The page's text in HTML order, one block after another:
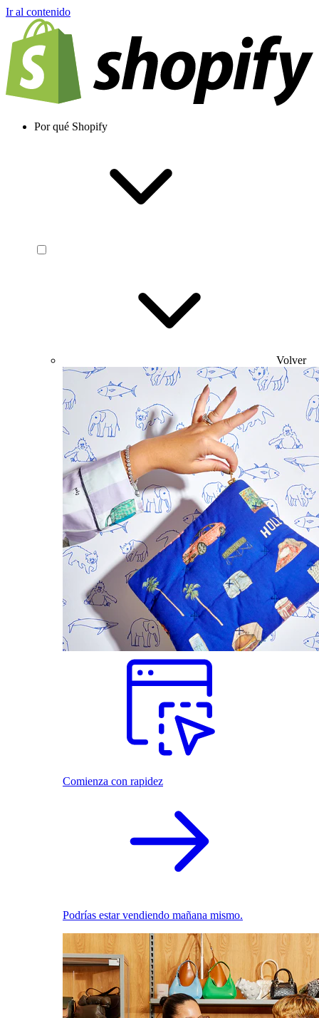
Ir al contenido
Por qué Shopify
Volver
Comienza con rapidez
Podrías estar vendiendo mañana mismo.